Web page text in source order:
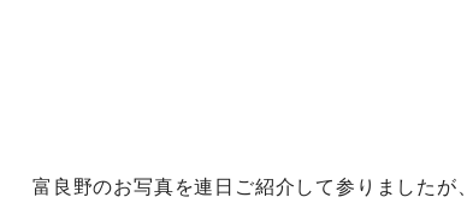
富良野のお写真を連日ご紹介して参りましたが、